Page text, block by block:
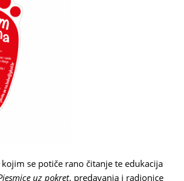
se potiče rano čitanje te edukacija
uz pokret, predavanja i radionice